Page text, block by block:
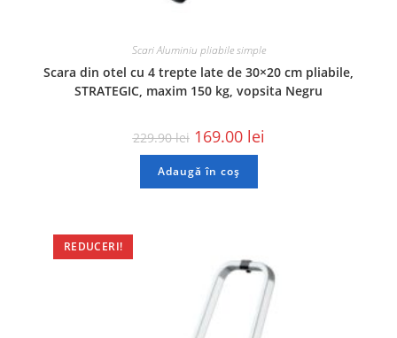
Scari Aluminiu pliabile simple
Scara din otel cu 4 trepte late de 30×20 cm pliabile,
STRATEGIC, maxim 150 kg, vopsita Negru
229.90lei 169.00 lei
Adaugă în coș
REDUCERI!